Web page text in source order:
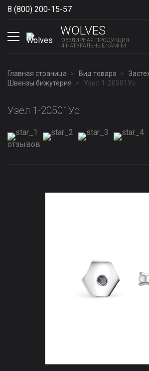
8 (800) 200-15-57
WOLVES
ЮВЕЛИРНАЯ ПРОДУКЦИЯ
И НАТУРАЛЬНЫЕ КАМНИ
Главная страница Вид товара
Швензы бижутерия
Узел 1-20501Ус
Узел 1-20501Ус
отзывов